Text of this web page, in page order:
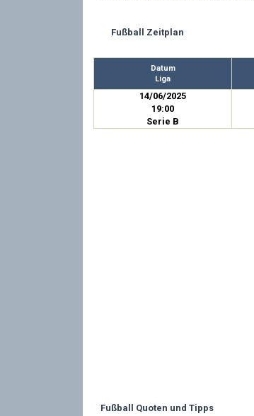
Fußball Zeitplan
Datum
Liga
14/06/2025
19:00
Serie B
Fußball Quoten und Tipps